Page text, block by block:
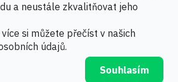
a neustále zkvalitňovat jeho
si můžete přečíst v našich
údajů.
Souhlasím
práva vyhrazena.